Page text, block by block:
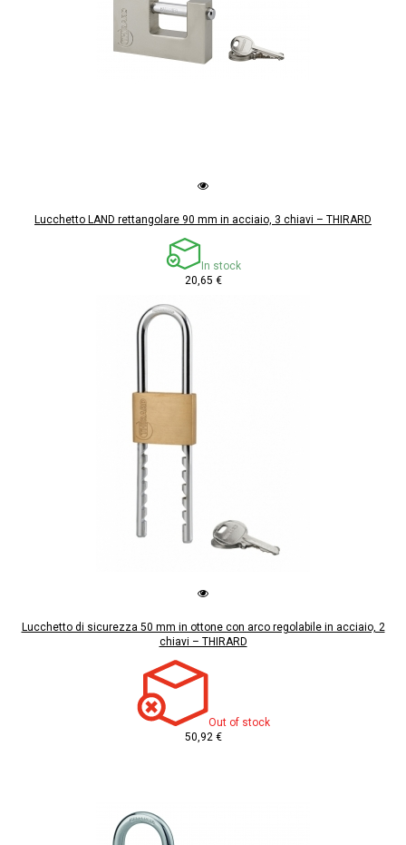
Lucchetto LAND rettangolare 90 mm in acciaio, 3 chiavi – THIRARD
In stock
20,65 €
Lucchetto di sicurezza 50 mm in ottone con arco regolabile in acciaio, 2
chiavi – THIRARD
Out of stock
50,92 €